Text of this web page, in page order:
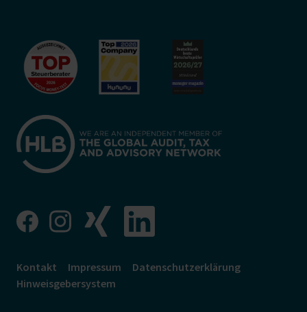
Kontakt Impressum
Datenschutzerklärung
Hinweisgebersystem